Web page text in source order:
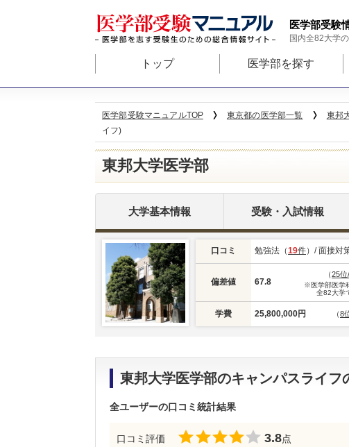
医学部受験
国内全82大学
トップ 医学部を探す
医学部受験マニュアルTOP 東京都の医学部一覧 東邦
イフ)
東邦大学医学部
大学基本情報 受験・入試情報
口コミ 勉強法（19件）/ 面接対
偏差値 67.8
（25
※医学部医学
全82大学
学費 25,800,000円 （8
東邦大学医学部のキャンパスライフ
全ユーザーの口コミ統計結果
口コミ評価 3.8点